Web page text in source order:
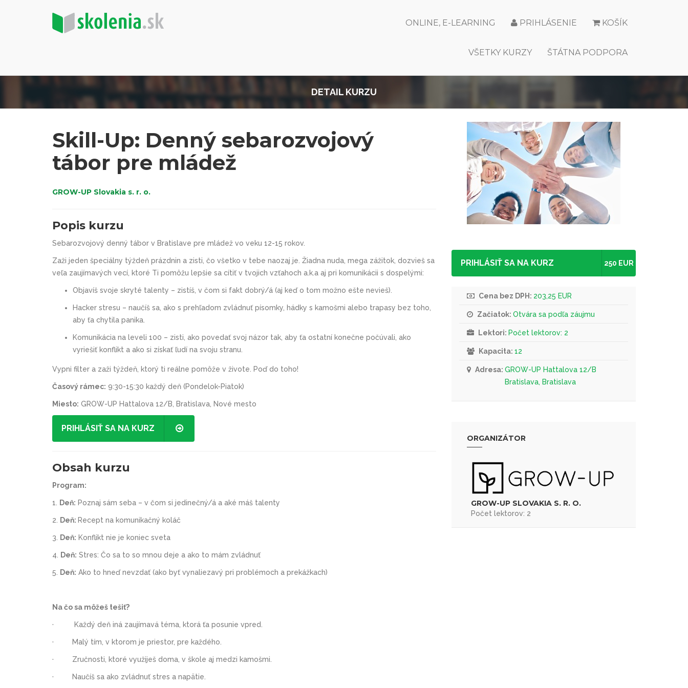
KOŠÍK
PRIHLÁSENIE
ONLINE, E-LEARNING
ŠTÁTNA PODPORA
VŠETKY KURZY
DETAIL KURZU
Skill-Up: Denný sebarozvojový
tábor pre mládež
GROW-UP Slovakia s. r. o.
Popis kurzu
Sebarozvojový denný tábor v Bratislave pre mládež vo veku 12-15 rokov.
Zaži jeden špeciálny týždeň prázdnin a zisti, čo všetko v tebe naozaj je. Žiadna nuda, mega zážitok, dozvieš sa
veľa zaujímavých vecí, ktoré Ti pomôžu lepšie sa cítiť v tvojich vzťahoch a.k.a aj pri komunikácii s dospelými:
Objavíš svoje skryté talenty – zistíš, v čom si fakt dobrý/á (aj keď o tom možno ešte nevieš).
Hacker stresu – naučíš sa, ako s prehľadom zvládnuť písomky, hádky s kamošmi alebo trapasy bez toho,
aby ťa chytila panika.
Komunikácia na leveli 100 – zisti, ako povedať svoj názor tak, aby ťa ostatní konečne počúvali, ako
vyriešiť konflikt a ako si získať ľudí na svoju stranu.
Vypni filter a zaži týždeň, ktorý ti reálne pomôže v živote. Poď do toho!
Časový rámec: 9:30-15:30 každý deň (Pondelok-Piatok)
Miesto: GROW-UP Hattalova 12/B, Bratislava, Nové mesto
PRIHLÁSIŤ SA NA KURZ
Obsah kurzu
Program:
1. Deň: Poznaj sám seba – v čom si jedinečný/á a aké máš talenty
2. Deň: Recept na komunikačný koláč
3. Deň: Konflikt nie je koniec sveta
4. Deň: Stres: Čo sa to so mnou deje a ako to mám zvládnuť
5. Deň: Ako to hneď nevzdať (ako byť vynaliezavý pri problémoch a prekážkach)
Na čo sa môžeš tešiť?
· Každý deň iná zaujímavá téma, ktorá ťa posunie vpred.
· Malý tím, v ktorom je priestor, pre každého.
· Zručnosti, ktoré využiješ doma, v škole aj medzi kamošmi.
· Naučíš sa ako zvládnuť stres a napätie.
PRIHLÁSIŤ SA NA KURZ 250 EUR
Cena bez DPH: 203,25 EUR
Začiatok: Otvára sa podľa záujmu
Lektori: Počet lektorov: 2
Kapacita: 12
Adresa: GROW-UP Hattalova 12/B
Bratislava, Bratislava
ORGANIZÁTOR
GROW-UP SLOVAKIA S. R. O.
Počet lektorov: 2